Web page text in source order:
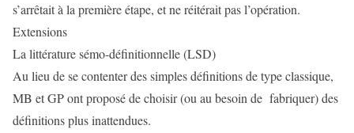
s’arrêtait à la première étape, et ne réitérait pas l’opération.
Extensions
La littérature sémo-définitionnelle (LSD)
Au lieu de se contenter des simples définitions de type classique,
MB et GP ont proposé de choisir (ou au besoin de fabriquer) des
définitions plus inattendues.